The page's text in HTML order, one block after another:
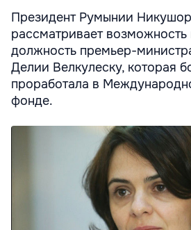
Президент Румынии
рассматривает
должность премьер-
Делии Велкулеску, которая
проработала в
фонде.